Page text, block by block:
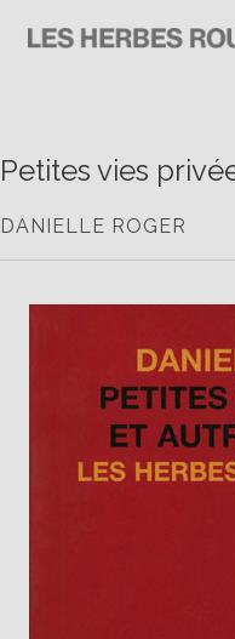
contenu
Petites vies
DANIELLE ROGER